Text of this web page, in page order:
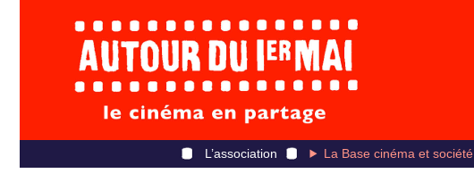
L’association La Base cinéma et société